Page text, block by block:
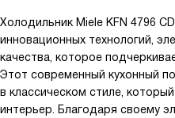
Холодильник Miele KFN 4796
инновационных технологий,
качества, которое
Этот современный кухонный
в классическом стиле,
интерьер. Благодаря своему